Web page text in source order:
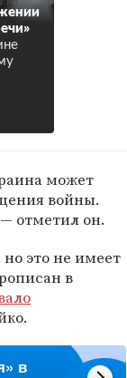
может
войны.
отметил он.
это не имеет
в
в